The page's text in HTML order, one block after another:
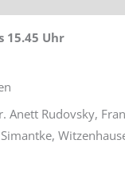
15.45 Uhr
Rudovsky,